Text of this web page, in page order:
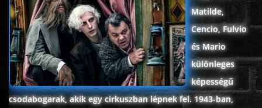
WESTERN
TÖRTÉNELMI
DOKUMENTUMFILMEK
Matilde,
Cencio, Fulvio
és Mario
különleges
képességű
csodabogarak, akik egy cirkuszban lépnek fel. 1943-ban,